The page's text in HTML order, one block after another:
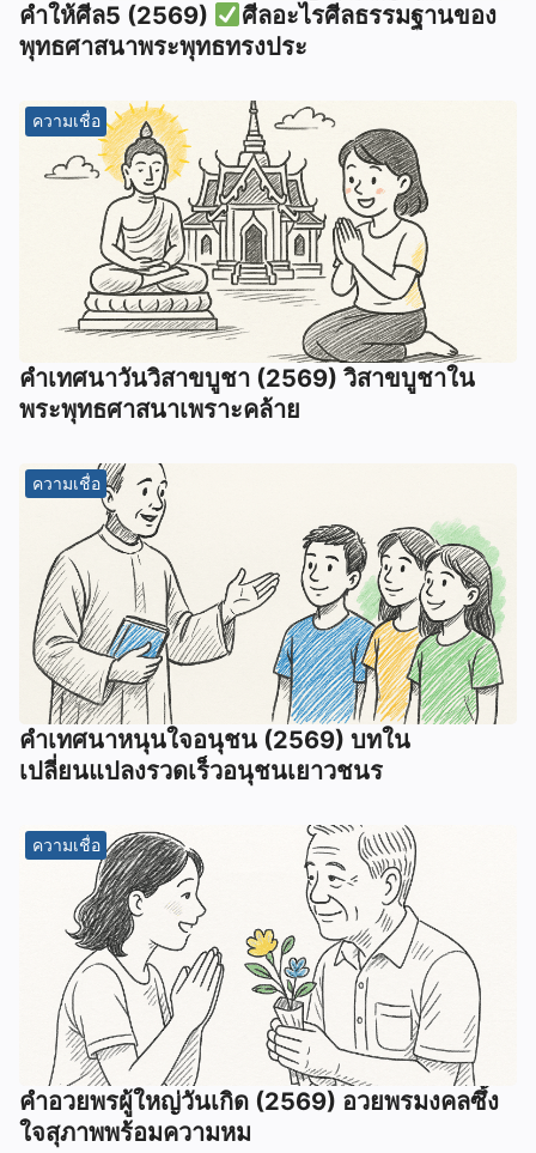
คำให้ศีล5 (2569)
ศีลอะไรศีลธรรมฐานของ
พุทธศาสนาพระพุทธทรงประ
ความเชื่อ
คำเทศนาวันวิสาขบูชา (2569) วิสาขบูชาใน
พระพุทธศาสนาเพราะคล้าย
ความเชื่อ
คำเทศนาหนุนใจอนุชน (2569) บทใน
เปลี่ยนแปลงรวดเร็วอนุชนเยาวชนร
ความเชื่อ
คำอวยพรผู้ใหญ่วันเกิด (2569) อวยพรมงคลซึ้ง
ใจสุภาพพร้อมความหม